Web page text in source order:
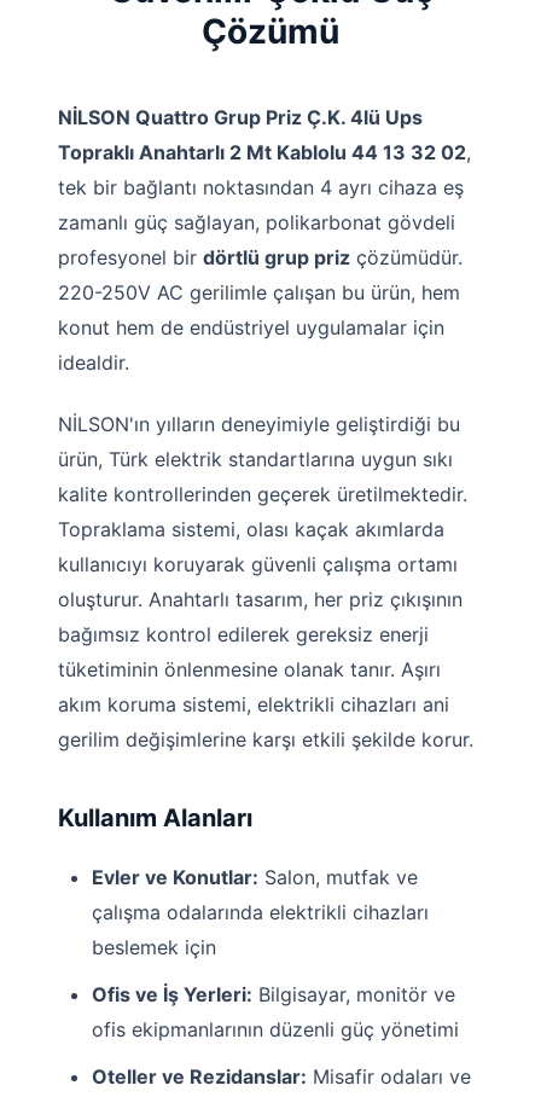
Çözümü
NİLSON Quattro Grup Priz Ç.K. 4lü Ups
Topraklı Anahtarlı 2 Mt Kablolu 44 13 32 02,
tek bir bağlantı noktasından 4 ayrı cihaza eş
zamanlı güç sağlayan, polikarbonat gövdeli
profesyonel bir dörtlü grup priz çözümüdür.
220-250V AC gerilimle çalışan bu ürün, hem
konut hem de endüstriyel uygulamalar için
idealdir.
NİLSON'ın yılların deneyimiyle geliştirdiği bu
ürün, Türk elektrik standartlarına uygun sıkı
kalite kontrollerinden geçerek üretilmektedir.
Topraklama sistemi, olası kaçak akımlarda
kullanıcıyı koruyarak güvenli çalışma ortamı
oluşturur. Anahtarlı tasarım, her priz çıkışının
bağımsız kontrol edilerek gereksiz enerji
tüketiminin önlenmesine olanak tanır. Aşırı
akım koruma sistemi, elektrikli cihazları ani
gerilim değişimlerine karşı etkili şekilde korur.
Kullanım Alanları
Evler ve Konutlar: Salon, mutfak ve
çalışma odalarında elektrikli cihazları
beslemek için
Ofis ve İş Yerleri: Bilgisayar, monitör ve
ofis ekipmanlarının düzenli güç yönetimi
Oteller ve Rezidanslar: Misafir odaları ve